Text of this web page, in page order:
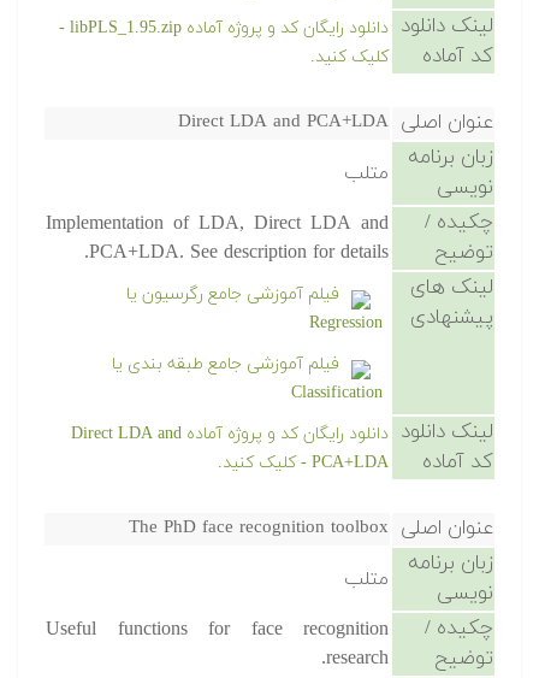
لینک دانلود
کد آماده
دانلود رایگان کد و پروژه آماده libPLS_1.95.zip -
کلیک کنید.
عنوان اصلی Direct LDA and PCA+LDA
زبان برنامه
نویسی
متلب
چکیده /
توضیح
Implementation of LDA, Direct LDA and
PCA+LDA. See description for details.
لینک های
پیشنهادی
فیلم آموزشی جامع رگرسیون یا
Regression
فیلم آموزشی جامع طبقه بندی یا
Classification
لینک دانلود
کد آماده
دانلود رایگان کد و پروژه آماده Direct LDA and
PCA+LDA - کلیک کنید.
عنوان اصلی The PhD face recognition toolbox
زبان برنامه
نویسی
متلب
چکیده /
توضیح
Useful functions for face recognition
research.